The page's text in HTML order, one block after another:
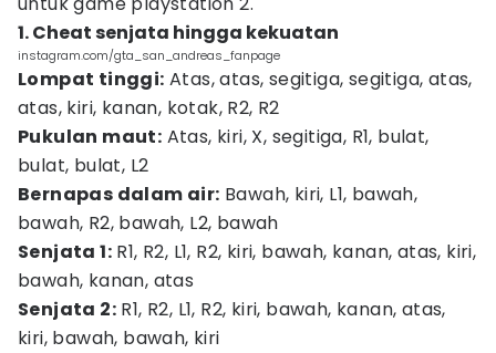
1. Cheat senjata hingga kekuatan
instagram.com/gta_san_andreas_fanpage
Lompat tinggi: Atas, atas, segitiga, segitiga, atas,
atas, kiri, kanan, kotak, R2, R2
Pukulan maut: Atas, kiri, X, segitiga, R1, bulat,
bulat, bulat, L2
Bernapas dalam air: Bawah, kiri, L1, bawah,
bawah, R2, bawah, L2, bawah
Senjata 1: R1, R2, L1, R2, kiri, bawah, kanan, atas, kiri,
bawah, kanan, atas
Senjata 2: R1, R2, L1, R2, kiri, bawah, kanan, atas,
kiri, bawah, bawah, kiri